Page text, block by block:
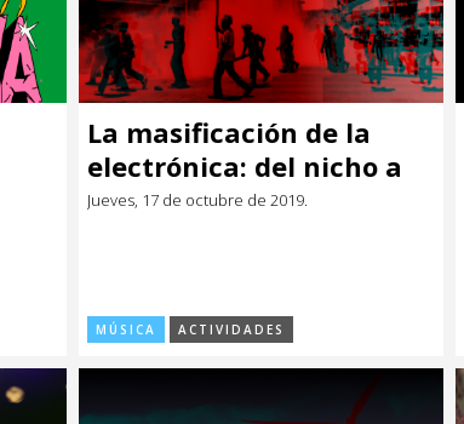
La masificación de la
electrónica: del nicho a
las grandes fiestas
Jueves, 17 de octubre de 2019.
MÚSICA ACTIVIDADES